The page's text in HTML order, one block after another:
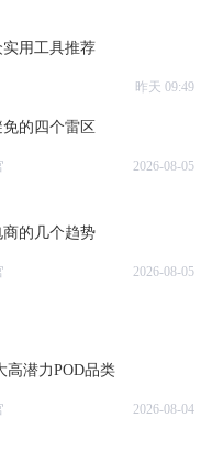
用工具推荐
昨天 09:49
的四个雷区
2026-08-05
商的几个趋势
2026-08-05
高潜力POD品类
2026-08-04